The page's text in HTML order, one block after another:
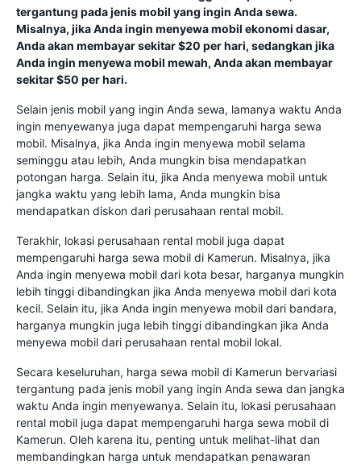
tergantung pada jenis mobil yang ingin Anda sewa.
Misalnya, jika Anda ingin menyewa mobil ekonomi dasar,
Anda akan membayar sekitar $20 per hari, sedangkan jika
Anda ingin menyewa mobil mewah, Anda akan membayar
sekitar $50 per hari.
Selain jenis mobil yang ingin Anda sewa, lamanya waktu Anda
ingin menyewanya juga dapat mempengaruhi harga sewa
mobil. Misalnya, jika Anda ingin menyewa mobil selama
seminggu atau lebih, Anda mungkin bisa mendapatkan
potongan harga. Selain itu, jika Anda menyewa mobil untuk
jangka waktu yang lebih lama, Anda mungkin bisa
mendapatkan diskon dari perusahaan rental mobil.
Terakhir, lokasi perusahaan rental mobil juga dapat
mempengaruhi harga sewa mobil di Kamerun. Misalnya, jika
Anda ingin menyewa mobil dari kota besar, harganya mungkin
lebih tinggi dibandingkan jika Anda menyewa mobil dari kota
kecil. Selain itu, jika Anda ingin menyewa mobil dari bandara,
harganya mungkin juga lebih tinggi dibandingkan jika Anda
menyewa mobil dari perusahaan rental mobil lokal.
Secara keseluruhan, harga sewa mobil di Kamerun bervariasi
tergantung pada jenis mobil yang ingin Anda sewa dan jangka
waktu Anda ingin menyewanya. Selain itu, lokasi perusahaan
rental mobil juga dapat mempengaruhi harga sewa mobil di
Kamerun. Oleh karena itu, penting untuk melihat-lihat dan
membandingkan harga untuk mendapatkan penawaran